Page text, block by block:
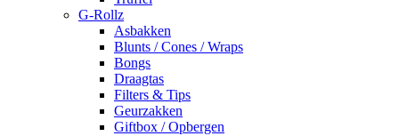
G-Rollz
Asbakken
Blunts / Cones / Wraps
Bongs
Draagtas
Filters & Tips
Geurzakken
Giftbox / Opbergen